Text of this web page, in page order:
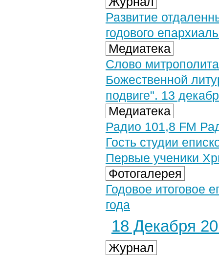
Развитие
годового
Медиатека
Слово
Божественной
подвиге". 13
Медиатека
Радио 101,8 FM
Гость студии
Первые ученики
Фотогалерея
Годовое итоговое
года
18 Декабря
Журнал